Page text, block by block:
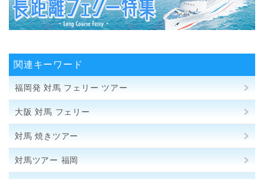
関連キーワード
福岡発 対馬 フェリー ツアー
大阪 対馬 フェリー
対馬 焼きツアー
対馬ツアー 福岡